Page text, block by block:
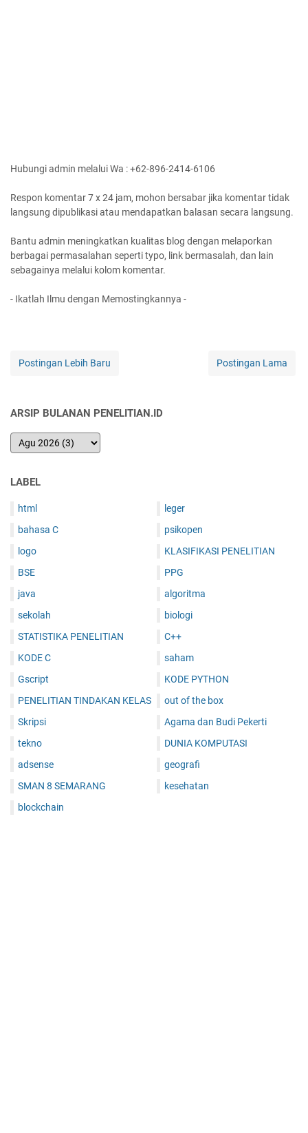
Hubungi admin melalui Wa : +62-896-2414-6106
Respon komentar 7 x 24 jam, mohon bersabar jika komentar tidak
langsung dipublikasi atau mendapatkan balasan secara langsung.
Bantu admin meningkatkan kualitas blog dengan melaporkan
berbagai permasalahan seperti typo, link bermasalah, dan lain
sebagainya melalui kolom komentar.
- Ikatlah Ilmu dengan Memostingkannya -
Postingan Lebih Baru Postingan Lama
ARSIP BULANAN PENELITIAN.ID
LABEL
html
bahasa C
logo
BSE
java
sekolah
STATISTIKA PENELITIAN
KODE C
Gscript
PENELITIAN TINDAKAN KELAS
Skripsi
tekno
adsense
SMAN 8 SEMARANG
blockchain
leger
psikopen
KLASIFIKASI PENELITIAN
PPG
algoritma
biologi
C++
saham
KODE PYTHON
out of the box
Agama dan Budi Pekerti
DUNIA KOMPUTASI
geografi
kesehatan